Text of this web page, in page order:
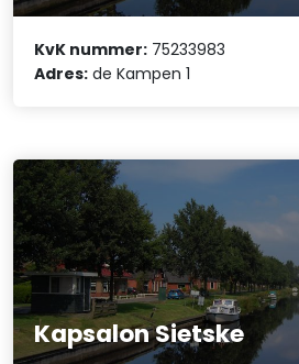
KvK nummer: 75233983
Adres: de Kampen 1
Kapsalon Sietske